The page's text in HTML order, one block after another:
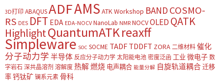
3D打印 ABAQUSADFAMS ATK Workshop BAND COSMO-
RS DES DFT EDA EDA-NOCV NanoLab NMR NOCVOLED QATK
HighlightQuantumATKreaxff
Simpleware SOC SOCME TADF TDDFT ZORA 二维材料 催化
分子动力学 半导体 反应分子动力学 太阳能电池 密度泛函 工业 微电子 数
字岩石 深共晶溶剂 溶解度 热解燃烧 电声耦合 能量分解 自旋轨道耦合迁移
率钙钛矿 镧系元素 骨科